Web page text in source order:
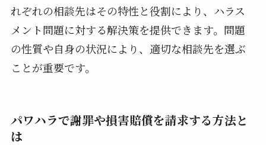
れぞれの相談先はその特性と役割により、ハラス
メント問題に対する解決策を提供できます。問題
の性質や自身の状況により、適切な相談先を選ぶ
ことが重要です。
パワハラで謝罪や損害賠償を請求する方法と
は